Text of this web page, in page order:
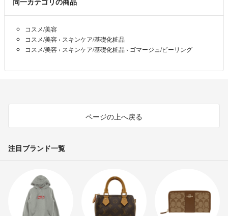
コスメ/美容
コスメ/美容 › スキンケア/基礎化粧品
コスメ/美容 › スキンケア/基礎化粧品 › ゴマージュ/ピーリング
ページの上へ戻る
注目ブランド一覧